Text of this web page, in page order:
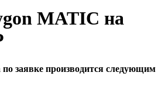
MATIC на
заявке производится следующим